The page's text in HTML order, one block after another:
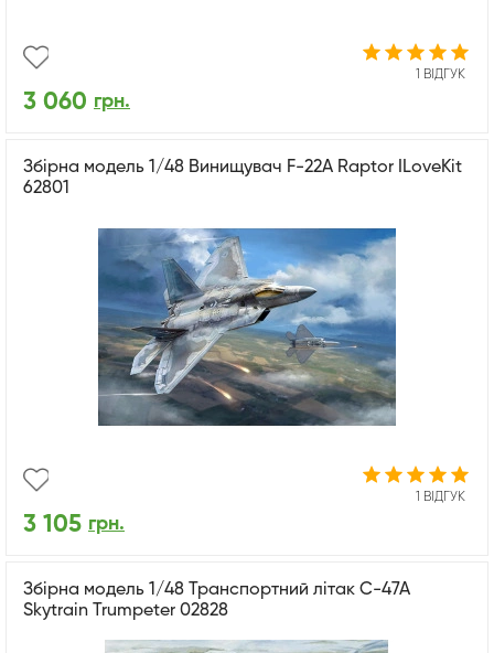
1 ВІДГУК
3 060 грн.
Збірна модель 1/48 Винищувач F-22A Raptor ILoveKit
62801
1 ВІДГУК
3 105 грн.
Збірна модель 1/48 Транспортний літак C-47A
Skytrain Trumpeter 02828